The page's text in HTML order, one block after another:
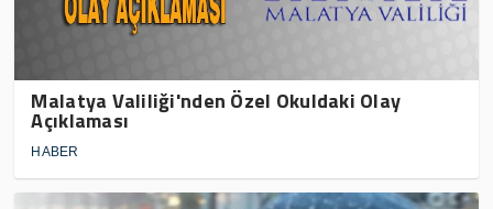
Malatya Valiliği'nden Özel Okuldaki Olay
Açıklaması
HABER